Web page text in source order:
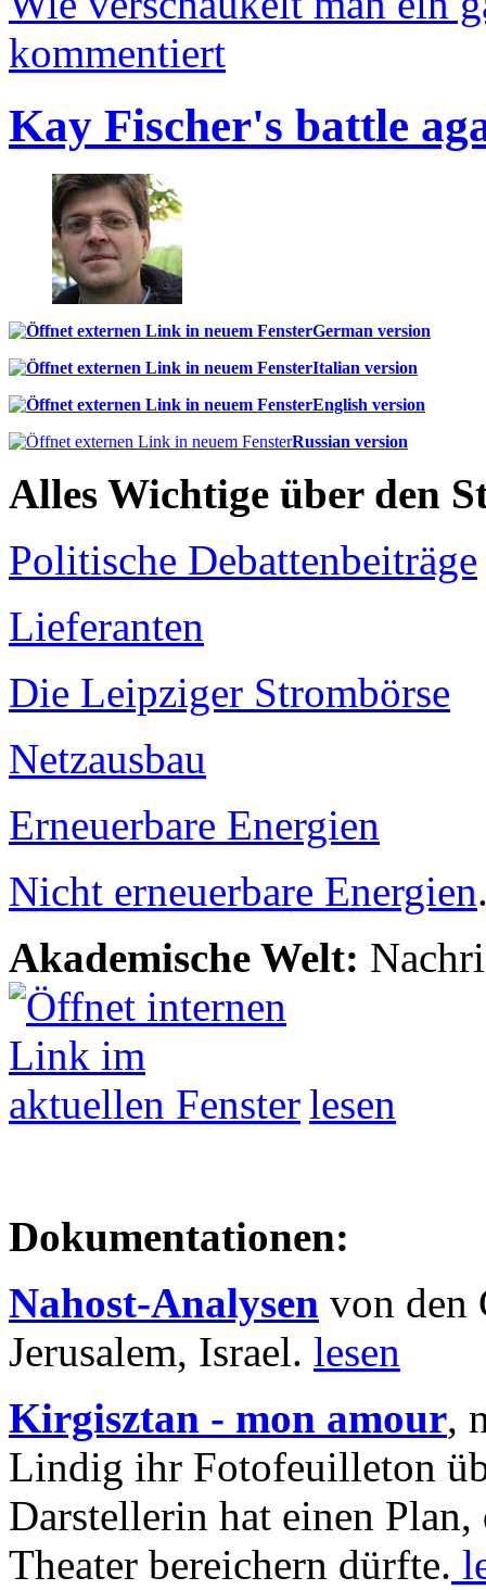
kommentiert
Kay Fischer's battle
German version
Italian version
English version
Russian version
Alles Wichtige über den
Politische Debattenbeiträge
Lieferanten
Die Leipziger Strombörse
Netzausbau
Erneuerbare Energien
Nicht erneuerbare Energien
Akademische Welt:
lesen
Dokumentationen:
Nahost-Analysen von den
Jerusalem, Israel. lesen
Kirgisztan - mon amour,
Lindig ihr Fotofeuilleton
Darstellerin hat einen Plan,
Theater bereichern dürfte.